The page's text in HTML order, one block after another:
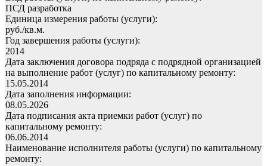
ПСД разработка
Единица измерения работы (услуги):
руб./кв.м.
Год завершения работы (услуги):
2014
Дата заключения договора подряда с подрядной организацией
на выполнение работ (услуг) по капитальному ремонту:
15.05.2014
Дата заполнения информации:
08.05.2026
Дата подписания акта приемки работ (услуг) по
капитальному ремонту:
06.06.2014
Наименование исполнителя работы (услуги) по капитальному
ремонту: